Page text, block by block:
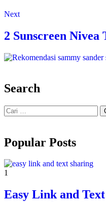
Next
2 Sunscreen Nivea
Search
Popular Posts
1
Easy Link and